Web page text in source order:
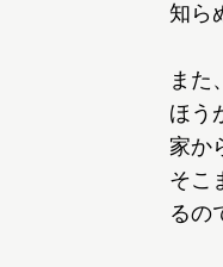
知ら
また
ほう
家か
そこ
るの